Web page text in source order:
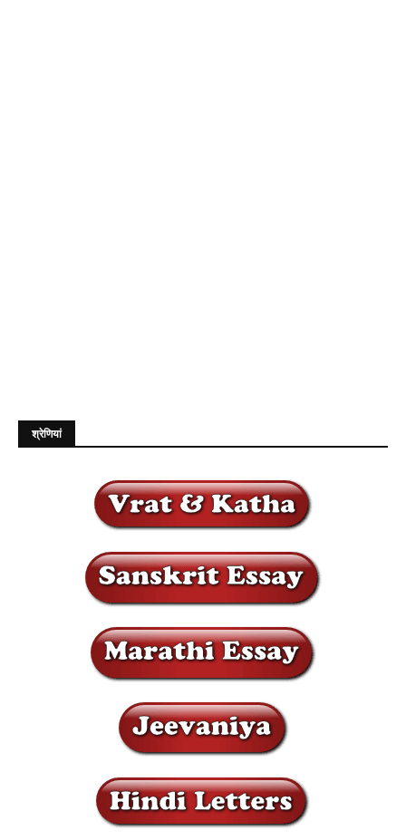
श्रेणियां